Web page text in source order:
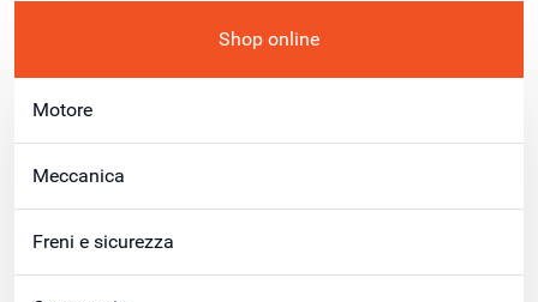
Shop online
Motore
Meccanica
Freni e sicurezza